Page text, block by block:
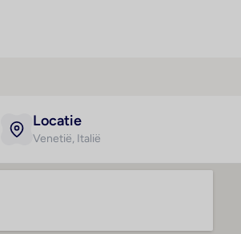
Locatie
Venetië, Italië